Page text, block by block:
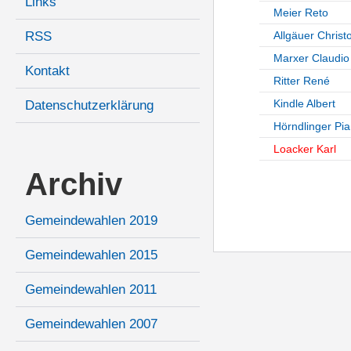
RSS
Kontakt
Datenschutzerklärung
Archiv
Gemeindewahlen 2019
Gemeindewahlen 2015
Gemeindewahlen 2011
Gemeindewahlen 2007
Meier Reto
Allgäuer
Marxer Claudio
Ritter René
Kindle Albert
Hörndlinger Pia
Loacker Karl